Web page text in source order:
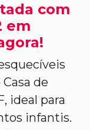
com
em
de
ideal para
infantis.